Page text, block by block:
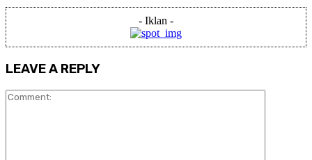
- Iklan -
LEAVE A REPLY